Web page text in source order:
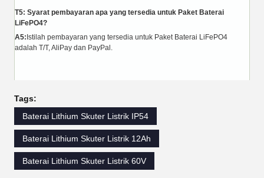
T5: Syarat pembayaran apa yang tersedia untuk Paket Baterai
LiFePO4?
A5: Istilah pembayaran yang tersedia untuk Paket Baterai LiFePO4
adalah T/T, AliPay dan PayPal.
Tags:
Baterai Lithium Skuter Listrik IP54
Baterai Lithium Skuter Listrik 12Ah
Baterai Lithium Skuter Listrik 60V